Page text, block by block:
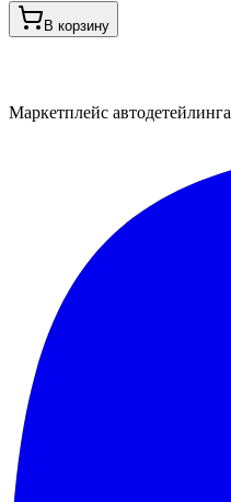
В корзину
Маркетплейс автодетейлинга